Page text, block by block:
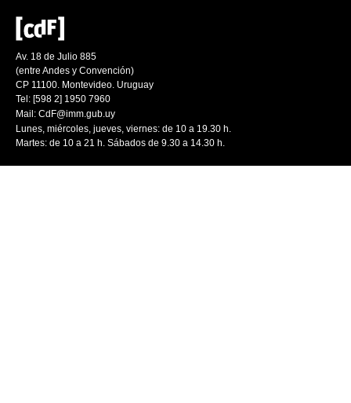
Av. 18 de Julio 885
(entre Andes y Convención)
CP 11100. Montevideo. Uruguay
Tel: [598 2] 1950 7960
Mail: CdF@imm.gub.uy
Lunes, miércoles, jueves, viernes: de 10 a 19.30 h.
Martes: de 10 a 21 h. Sábados de 9.30 a 14.30 h.